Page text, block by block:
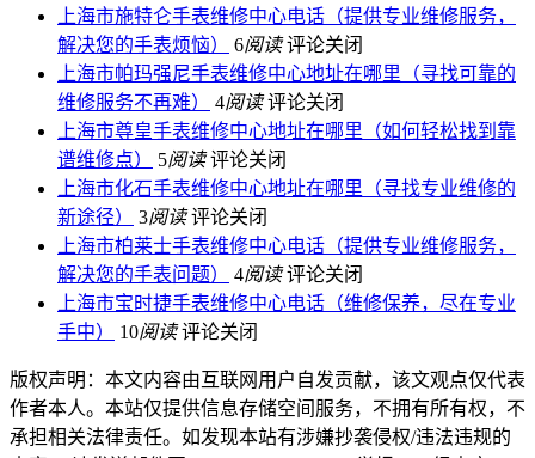
上海市施特仑手表维修中心电话（提供专业维修服务，
解决您的手表烦恼）
6阅读 评论关闭
上海市帕玛强尼手表维修中心地址在哪里（寻找可靠的
维修服务不再难）
4阅读 评论关闭
上海市尊皇手表维修中心地址在哪里（如何轻松找到靠
谱维修点）
5阅读 评论关闭
上海市化石手表维修中心地址在哪里（寻找专业维修的
新途径）
3阅读 评论关闭
上海市柏莱士手表维修中心电话（提供专业维修服务，
解决您的手表问题）
4阅读 评论关闭
上海市宝时捷手表维修中心电话（维修保养，尽在专业
手中）
10阅读 评论关闭
版权声明：本文内容由互联网用户自发贡献，该文观点仅代表
作者本人。本站仅提供信息存储空间服务，不拥有所有权，不
承担相关法律责任。如发现本站有涉嫌抄袭侵权/违法违规的